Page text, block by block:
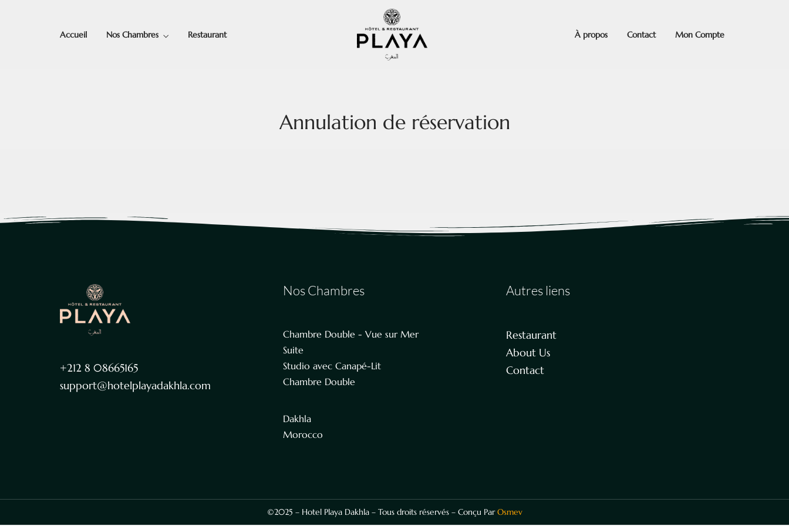
Accueil Nos Chambres Restaurant À propos Contact Mon Compte
Annulation de réservation
+212 8 08665165
support@hotelplayadakhla.com
Nos Chambres
Chambre Double - Vue sur Mer
Suite
Studio avec Canapé-Lit
Chambre Double
Dakhla
Morocco
Autres liens
Restaurant
About Us
Contact
©2025 – Hotel Playa Dakhla – Tous droits réservés – Conçu ParOsmev